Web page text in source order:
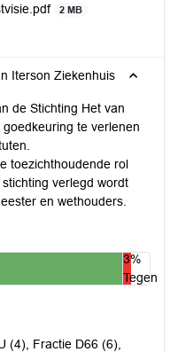
2 MB
Iterson Ziekenhuis
de Stichting Het van
te verlenen
toezichthoudende rol
verlegd wordt
en wethouders.
3%
Tegen
(4), Fractie D66 (6),